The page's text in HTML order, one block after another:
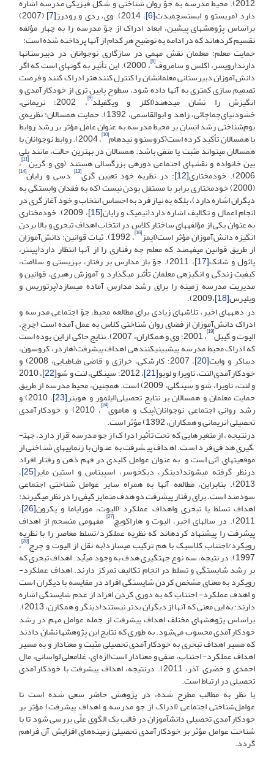
دارد (مریس­تو و ایسنس­چمیدت[6] ، 2014). وی، ردی و رودرز [7]
(2007)
براساس پژوهش­های پیشین، ابعاد ادراک از جوّ مدرسه را به چهار مؤلفه
تقسیم کرده­اند که در ادامه به توضیح هر کدام از آن­ها پرداخته شده است:
حمایت معلم: معلمان نقش مهمی در سازگاری نوجوانان در دبیرستان­ها
دارند(رویسر، اکلس و سامروف[8] ، 2000). این تأثیر به گونه­ای است که اگر
دانش‌آموزان دبیرستانی معلمان­شان را کنترل کننده­تر ادراک کنند و فرصت
تصمیم سازی کمتری به آن­ها داده شود، سطوح پایین تری از خودکارآمدی و
انگیزش را نشان می­دهند(اکلز و ویگفیلد[9] ، 2002؛ نریمانی،
خشودنیای‌چماچائی، زاهد و ابوالقاسمی، 1392). حمایت همسالان: نظریه‌ی
بوم‌شناختی رشد انسان بر محیط مدرسه به عنوان عامل مؤثر بر رشد روابط
با همسالان تأکید کرده است(کروسنو و نیدهام[10] ، 2004). روابط نوجوانان با
همسالان می­تواند مثبت یا منفی باشد. همسالان در بهترین حالت، مانند پلی
بین خانواده و نقش­های اجتماعی دوره­ی بزرگسالی هستند (وی و گرین[11] ،
2006). خودمختاری [12] : در نظریه خود تعیین گری[13] دسی و رایان[14]
(2000) خودمختاری برابر با مستقل بودن نیست (که به فقدان وابستگی به
دیگران اشاره دارد)، بلکه به نیاز فرد به احساس انتخاب و خود آغاز گری در
انجام اعمال و تکالیف اشاره دارد(نیمیک و رایان[15] ، 2009). خودمختاری
به عنوان یکی از مؤلفه­های ساختار کلاس در انتخاب اهداف تبحری و بالا بردن
انگیزه دانش‌آموزان مؤثر است(ایمز[16] ، 1992). ثبات قوانین: دانش‌آموزان
از طریق قوانین می­فهمند که معلم چه رفتاری را از آن­ها انتظار دارد(پینتر،
پائول و شانک[17] ، 2011). جوّ باز مدارس بر رفتار، بهزیستی و سلامت،
کیفیت زندگی و انگیزه­ی معلمان تأثیر می­گذارد و آموزش رهبری، قوانین و
مدیریت مدرسه زمینه را برای رشد مدارس آماده می­سازد(پرتوریس و
ویلیرس[18] ،2009).
در دهه­های اخیر، تلاش­های زیادی برای مطالعه محیط، جوّ اجتماعی مدرسه و
ادراک دانش‌آموزان از فضای روان شناختی کلاس به عمل آمده است (چرچ،
الیوت و گیبل[19] ، 2001؛ وی و همکاران، 2007). نتایج حاکی از این بوده است
که ادراک محیط مدرسه پیش­بینی­کننده­ی اهداف پیشرفت(هاردر، کروسون،
دی­باکر و وایت[20] ، 2007؛ کارشکی، خرازی و قاضی طباطبایی، 2008) و
خودکارآمدی(لنت، تاویرا و لوبو[21] ، 2012؛ سینگلی، لنت و شو [22] ، 2010
و لنت، تاویرا، شو و سینگلی، 2009) است. همچنین، محیط مدرسه از طریق
حمایت معلمان و همسالان بر نتایج تحصیلی(ایلمور و هوبنر[23] ، 2010) و
رشد روانی اجتماعی نوجوانان(پیک و هاموی[24] ، 2010) و خودکارآمدی
تحصیلی (نریمانی و همکاران، 1392) مؤثر است.
درنتیجه، از متغیرهایی که تحت تأثیر ادراک از جو مدرسه قرار دارد، جهت­
گیری هدفی فرد است. اهداف پیشرفت به عنوان بازنمایی­های شناختی از
موقعیت­های آتی است و به عنوان عوامل کلیدی در فهم ذهن و رفتار افراد
درنظر گرفته می­شوند(دینگر، دیک­خوسر، اسپیناس و استین مایر[25] ،
2013). بنابراین، مطالعه آن­ها به همراه سایر عوامل شناختی اجتماعی
سودمند است. برای رفتار پیشرفت دو هدف متمایز کیفی را در نظر می­گیرند:
اهداف تسلط یا تبحری واهداف عملکرد (الیوت، مورایاما و پکرون[26] ،
2011). در سال­های اخیر، الیوت و هاراکویچ [27] مفهومی منسجم از اهداف
پیشرفت را پیشنهاد کرده­اند که نظریه عملکرد/تسلط معاصر را با نظریه
رویکرد/اجتناب کلاسیک با هم ترکیب می­سازد(به نقل از الیوت و چرچ[28] ،
1997). در نتیجه، سه نوع جهت­گیری هدف به وجود می­آید. اهداف تبحری که
بر رشد شایستگی و تسلط در انجام تکالیف تمرکز دارند. اهداف عملکرد-
رویکرد به معنای مشخص کردن شایستگی افراد در مقایسه با دیگران است
و اهدف عملکرد- اجتناب که به دوری کردن افراد از عدم شایستگی اشاره
دارند؛ به این معنی که آن­ها از دیگران بدتر نیستند(دینگر و همکارن، 2013).
براساس پژوهش­های مختلف اهداف پیشرفت از جمله عوامل مهم در رشد
خودکارآمدی محسوب می‌شود. به طوری که نتایج این پژوهش­ها نشان دادند
که مسیر اهداف تبحری به خودکارآمدی تحصیلی مثبت و معنا­دار و به مسیر
اهداف عملکرد- اجتناب، منفی و معنا­دار است(اژه ای، غلامعلی لواسانی، مال
احمدی و خضری آذر، 2011). درنتیجه، اهداف پیشرفت با خودکارآمدی
تحصیلی در ارتباط است.
با نظر به مطالب مطرح شده، در پژوهش حاضر سعی شده است تا
عوامل‌شناختی اجتماعی (ادراک از جو مدرسه و اهداف پیشرفت) مؤثر بر
خودکارآمدی تحصیلی دانش­آموزان در قالب یک الگوی علّی بررسی شود تا با
شناخت عوامل مؤثر بر خودکارآمدی تحصیلی زمینه‌های افزایش آن فراهم
گردد.